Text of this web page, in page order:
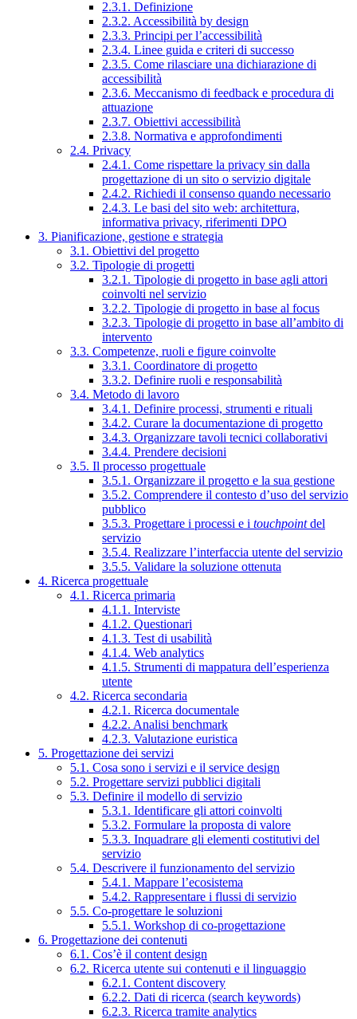
2.3.1. Definizione
2.3.2. Accessibilità by design
2.3.3. Principi per l’accessibilità
2.3.4. Linee guida e criteri di successo
2.3.5. Come rilasciare una dichiarazione di
accessibilità
2.3.6. Meccanismo di feedback e procedura di
attuazione
2.3.7. Obiettivi accessibilità
2.3.8. Normativa e approfondimenti
2.4. Privacy
2.4.1. Come rispettare la privacy sin dalla
progettazione di un sito o servizio digitale
2.4.2. Richiedi il consenso quando necessario
2.4.3. Le basi del sito web: architettura,
informativa privacy, riferimenti DPO
3. Pianificazione, gestione e strategia
3.1. Obiettivi del progetto
3.2. Tipologie di progetti
3.2.1. Tipologie di progetto in base agli attori
coinvolti nel servizio
3.2.2. Tipologie di progetto in base al focus
3.2.3. Tipologie di progetto in base all’ambito di
intervento
3.3. Competenze, ruoli e figure coinvolte
3.3.1. Coordinatore di progetto
3.3.2. Definire ruoli e responsabilità
3.4. Metodo di lavoro
3.4.1. Definire processi, strumenti e rituali
3.4.2. Curare la documentazione di progetto
3.4.3. Organizzare tavoli tecnici collaborativi
3.4.4. Prendere decisioni
3.5. Il processo progettuale
3.5.1. Organizzare il progetto e la sua gestione
3.5.2. Comprendere il contesto d’uso del servizio
pubblico
3.5.3. Progettare i processi e i touchpointdel
servizio
3.5.4. Realizzare l’interfaccia utente del servizio
3.5.5. Validare la soluzione ottenuta
4. Ricerca progettuale
4.1. Ricerca primaria
4.1.1. Interviste
4.1.2. Questionari
4.1.3. Test di usabilità
4.1.4. Web analytics
4.1.5. Strumenti di mappatura dell’esperienza
utente
4.2. Ricerca secondaria
4.2.1. Ricerca documentale
4.2.2. Analisi benchmark
4.2.3. Valutazione euristica
5. Progettazione dei servizi
5.1. Cosa sono i servizi e il service design
5.2. Progettare servizi pubblici digitali
5.3. Definire il modello di servizio
5.3.1. Identificare gli attori coinvolti
5.3.2. Formulare la proposta di valore
5.3.3. Inquadrare gli elementi costitutivi del
servizio
5.4. Descrivere il funzionamento del servizio
5.4.1. Mappare l’ecosistema
5.4.2. Rappresentare i flussi di servizio
5.5. Co-progettare le soluzioni
5.5.1. Workshop di co-progettazione
6. Progettazione dei contenuti
6.1. Cos’è il content design
6.2. Ricerca utente sui contenuti e il linguaggio
6.2.1. Content discovery
6.2.2. Dati di ricerca (search keywords)
6.2.3. Ricerca tramite analytics